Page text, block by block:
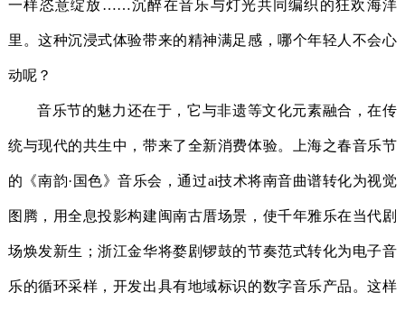
一样恣意绽放……沉醉在音乐与灯光共同编织的狂欢海洋
里。这种沉浸式体验带来的精神满足感，哪个年轻人不会心
动呢？
音乐节的魅力还在于，它与非遗等文化元素融合，在传
统与现代的共生中，带来了全新消费体验。上海之春音乐节
的《南韵·国色》音乐会，通过ai技术将南音曲谱转化为视觉
图腾，用全息投影构建闽南古厝场景，使千年雅乐在当代剧
场焕发新生；浙江金华将婺剧锣鼓的节奏范式转化为电子音
乐的循环采样，开发出具有地域标识的数字音乐产品。这样